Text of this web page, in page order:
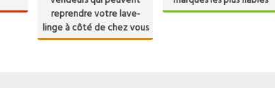
reprendre votre lave-
linge à côté de chez vous